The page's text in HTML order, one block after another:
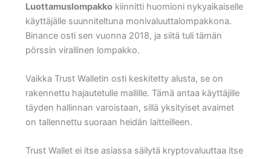
Luottamuslompakkokiinnitti huomioni nykyaikaiselle
käyttäjälle suunniteltuna monivaluuttalompakkona.
Binance osti sen vuonna 2018, ja siitä tuli tämän
pörssin virallinen lompakko.
Vaikka Trust Walletin osti keskitetty alusta, se on
rakennettu hajautetulle mallille. Tämä antaa käyttäjille
täyden hallinnan varoistaan, sillä yksityiset avaimet
on tallennettu suoraan heidän laitteilleen.
Trust Wallet ei itse asiassa säilytä kryptovaluuttaa itse